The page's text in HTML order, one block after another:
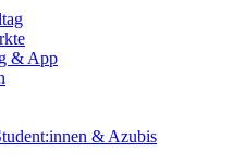
& App
& Azubis